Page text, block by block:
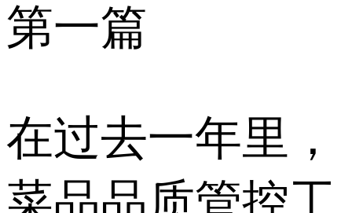
第一篇
在过去一年里，
菜品品质管控工